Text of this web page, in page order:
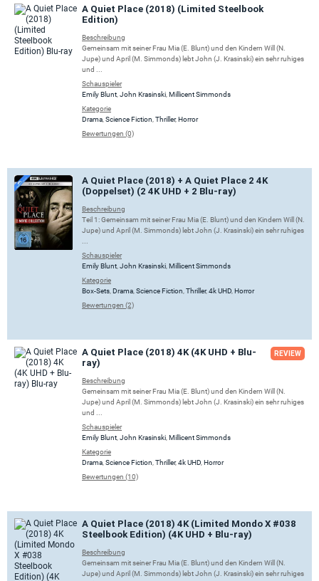
A Quiet Place (2018) (Limited Steelbook
Edition)
Beschreibung
Gemeinsam mit seiner Frau Mia (E. Blunt) und den Kindern Will (N.
Jupe) und April (M. Simmonds) lebt John (J. Krasinski) ein sehr ruhiges
und ...
Schauspieler
Emily Blunt John Krasinski Millicent Simmonds
Kategorie
Drama Science Fiction Thriller,Horror
Bewertungen (0)
A Quiet Place (2018) + A Quiet Place 2 4K
(Doppelset) (2 4K UHD + 2 Blu-ray)
Beschreibung
Teil 1: Gemeinsam mit seiner Frau Mia (E. Blunt) und den Kindern Will (N.
Jupe) und April (M. Simmonds) lebt John (J. Krasinski) ein sehr ruhiges
Schauspieler
Emily Blunt John Krasinski Millicent Simmonds
Kategorie
Box-Sets Drama Science Fiction Thriller,4k UHD Horror
Bewertungen (2)
A Quiet Place (2018) 4K (4K UHD + Blu-
ray)
REVIEW
Beschreibung
Gemeinsam mit seiner Frau Mia (E. Blunt) und den Kindern Will (N.
Jupe) und April (M. Simmonds) lebt John (J. Krasinski) ein sehr ruhiges
und ...
Schauspieler
Emily Blunt John Krasinski Millicent Simmonds
Kategorie
Drama Science Fiction Thriller,4k UHD Horror
Bewertungen (10)
A Quiet Place (2018) 4K (Limited Mondo X #038
Steelbook Edition) (4K UHD + Blu-ray)
Beschreibung
Gemeinsam mit seiner Frau Mia (E. Blunt) und den Kindern Will (N.
Jupe) und April (M. Simmonds) lebt John (J. Krasinski) ein sehr ruhiges